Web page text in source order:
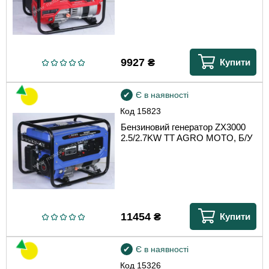
9927₴ Купити
Код 15823
Є в наявності
Бензиновий генератор ZX3000
2.5/2.7KW TT AGRO MOTO, Б/У
11454₴ Купити
Код 15326
Є в наявності